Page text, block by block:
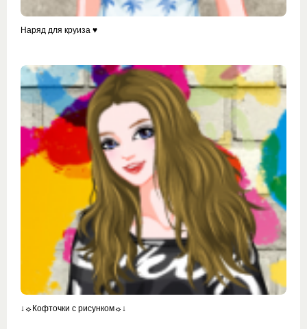
Наряд для круиза ♥
↓☼Кофточки с рисунком☼↓